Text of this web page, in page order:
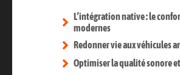
L’intégration native : le
modernes
Redonner vie aux véhicules
Optimiser la qualité sonore